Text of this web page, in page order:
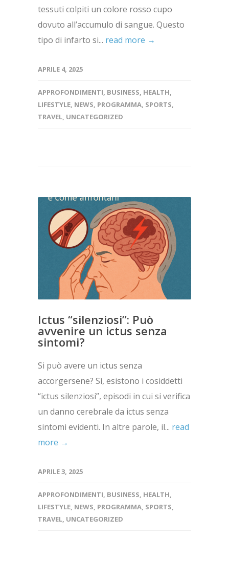
tessuti colpiti un colore rosso cupo
dovuto all’accumulo di sangue. Questo
tipo di infarto si... read more →
APRILE 4, 2025
APPROFONDIMENTI, BUSINESS, HEALTH,
LIFESTYLE, NEWS, PROGRAMMA, SPORTS,
TRAVEL, UNCATEGORIZED
Ictus “silenziosi”: Può
avvenire un ictus senza
sintomi?
Si può avere un ictus senza
accorgersene? Sì, esistono i cosiddetti
“ictus silenziosi”, episodi in cui si verifica
un danno cerebrale da ictus senza
sintomi evidenti. In altre parole, il... read
more →
APRILE 3, 2025
APPROFONDIMENTI, BUSINESS, HEALTH,
LIFESTYLE, NEWS, PROGRAMMA, SPORTS,
TRAVEL, UNCATEGORIZED